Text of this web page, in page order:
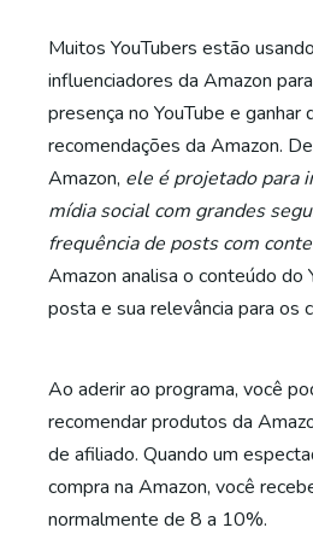
Muitos YouTubers estão
influenciadores da Amazon
presença no YouTube e ganhar
recomendações da Amazon.
Amazon, ele é projetado para
mídia social com grandes
frequência de posts com
Amazon analisa o conteúdo do
posta e sua relevância para os
Ao aderir ao programa, você
recomendar produtos da
de afiliado. Quando um
compra na Amazon, você
normalmente de 8 a 10%.